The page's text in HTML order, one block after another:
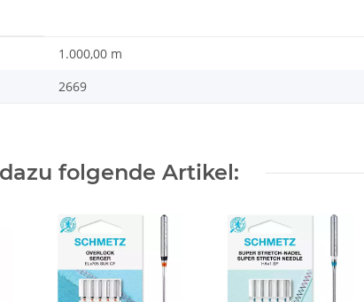
1.000,00 m
2669
folgende Artikel: